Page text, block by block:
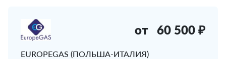
EUROPEGAS (ПОЛЬША-ИТАЛИЯ)
от 60 500 ₽